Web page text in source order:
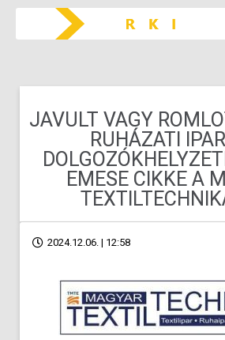
JAVULT VAGY
RUHÁZATI
EMESE CIKKE A
2024.12.06. | 12:58